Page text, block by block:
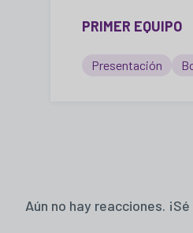
PRIMER EQUIPO
Presentación
Aún no hay reacciones.